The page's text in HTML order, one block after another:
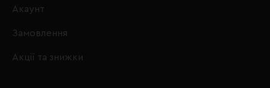
Акаунт
Замовлення
Акції та знижки